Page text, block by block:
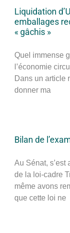
Liquidation
emballages
« gâchis »
Quel immense
l’économie
Dans un article
donner ma
Bilan de
Au Sénat, s’est
de la loi-cadre
même avons
que cette loi ne